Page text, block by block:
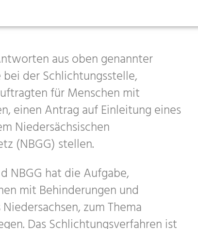
aus oben genannter
der Schlichtungsstelle,
für Menschen mit
einen Antrag auf Einleitung eines
Niedersächsischen
(NBGG) stellen.
NBGG hat die Aufgabe,
mit Behinderungen und
zum Thema
Das Schlichtungsverfahren ist